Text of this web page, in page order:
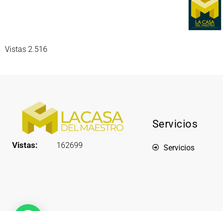
Vistas 2.516
Vistas: 162699
Servicios
Servicios